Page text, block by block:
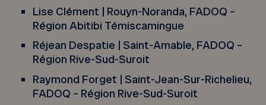
Lise Clément | Rouyn-Noranda, FADOQ –
Région Abitibi Témiscamingue
Réjean Despatie | Saint-Amable, FADOQ –
Région Rive-Sud-Suroit
Raymond Forget | Saint-Jean-Sur-Richelieu,
FADOQ – Région Rive-Sud-Suroit